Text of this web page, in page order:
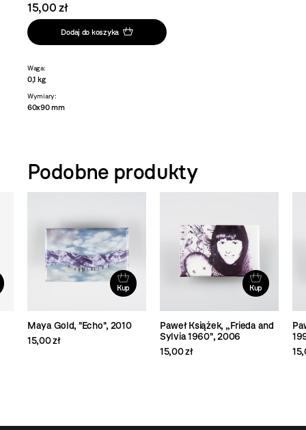
15,00 zł
Dodaj do koszyka
Waga:
0,1 kg
Wymiary:
60x90 mm
Podobne produkty
Kup
Maya Gold, "Echo", 2010
15,00 zł
Kup
Paweł Książek, „Frieda and
Sylvia 1960", 2006
15,00 zł